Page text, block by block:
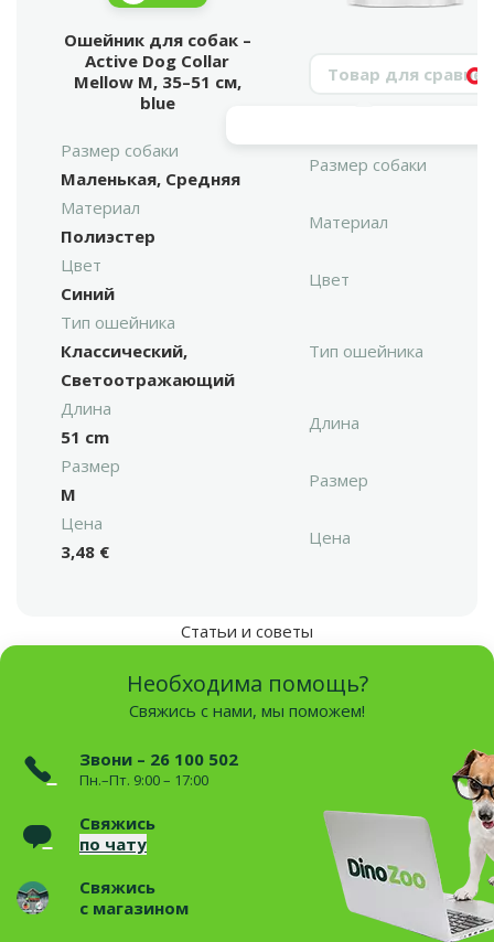
Ошейник для собак –
Active Dog Collar
Mellow M, 35–51 см,
blue
Размер собаки
Маленькая, Средняя
Размер собаки
Материал
Полиэстер
Материал
Цвет
Синий
Цвет
Тип ошейника
Классический,
Светоотражающий
Тип ошейника
Длина
51 cm
Длина
Размер
M
Размер
Цена
3,48 €
Цена
Статьи и советы
Необходима помощь?
Свяжись с нами, мы поможем!
Звони – 26 100 502
Пн.–Пт. 9:00 – 17:00
Свяжись
по чату
Свяжись
с магазином